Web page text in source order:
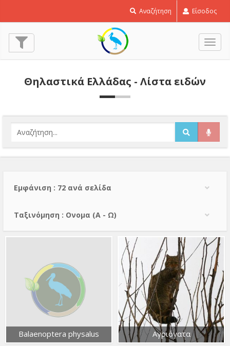
Αναζήτηση Είσοδος
Θηλαστικά Ελλάδας - Λίστα ειδών
Εμφάνιση : 72 ανά σελίδα
Тαξινόμηση : Ονομα (A - Ω)
Balaenoptera physalus Αγριόγατα